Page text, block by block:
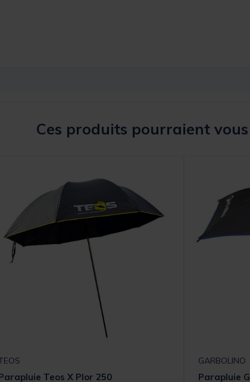
Ces produits pourraient
Teos X Plor 250
GARBOLINO
Parapluie